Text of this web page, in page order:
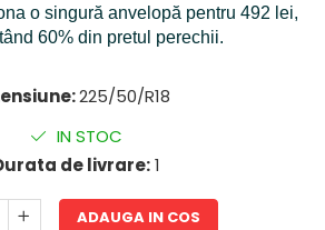
o singură anvelopă pentru 492 lei,
60% din pretul perechii.
225/50/R18
IN STOC
de livrare:1
ADAUGA IN COS